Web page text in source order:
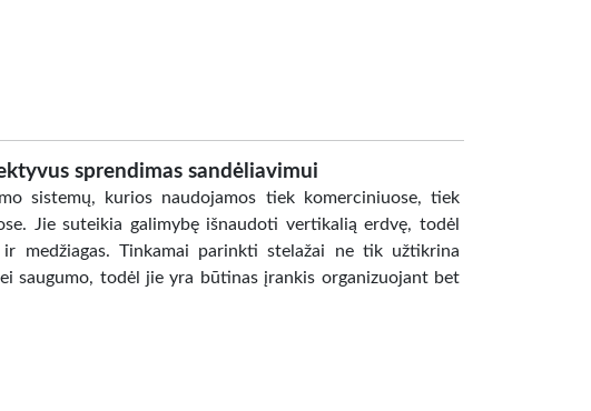
sprendimas sandėliavimui
sistemų, kurios naudojamos tiek komerciniuose, tiek
Jie suteikia galimybę išnaudoti vertikalią erdvę, todėl
medžiagas. Tinkamai parinkti stelažai ne tik užtikrina
saugumo, todėl jie yra būtinas įrankis organizuojant bet